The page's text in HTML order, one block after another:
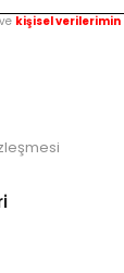
ve kişisel verilerimin